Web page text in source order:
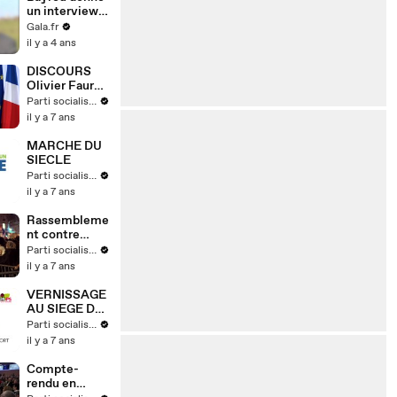
remplacemen
t"
un interview
en anglais
pour CNN -
Dailymotion
Gala.fr
il y a 4 ans
DISCOURS
Olivier Faure
16 MARS 2019
Parti socialiste
il y a 7 ans
MARCHE DU
SIECLE
Parti socialiste
il y a 7 ans
Rassembleme
nt contre
l'antisémitis
me
Parti socialiste
il y a 7 ans
VERNISSAGE
AU SIEGE DU
PARTI
SOCIALISTE
Parti socialiste
il y a 7 ans
Compte-
rendu en